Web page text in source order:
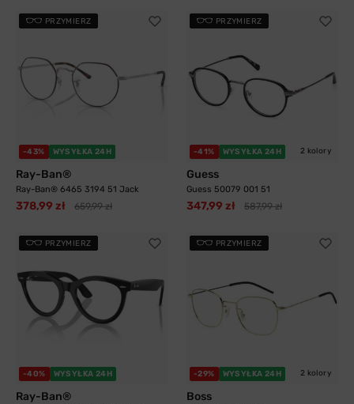
PRZYMIERZ
-43% WYSYŁKA 24H
Ray-Ban®
Ray-Ban® 6465 3194 51 Jack
378,99 zł 659,99 zł
PRZYMIERZ
-41% WYSYŁKA 24H 2 kolory
Guess
Guess 50079 001 51
347,99 zł 587,99 zł
PRZYMIERZ
-40% WYSYŁKA 24H
Ray-Ban®
PRZYMIERZ
-29% WYSYŁKA 24H 2 kolory
Boss